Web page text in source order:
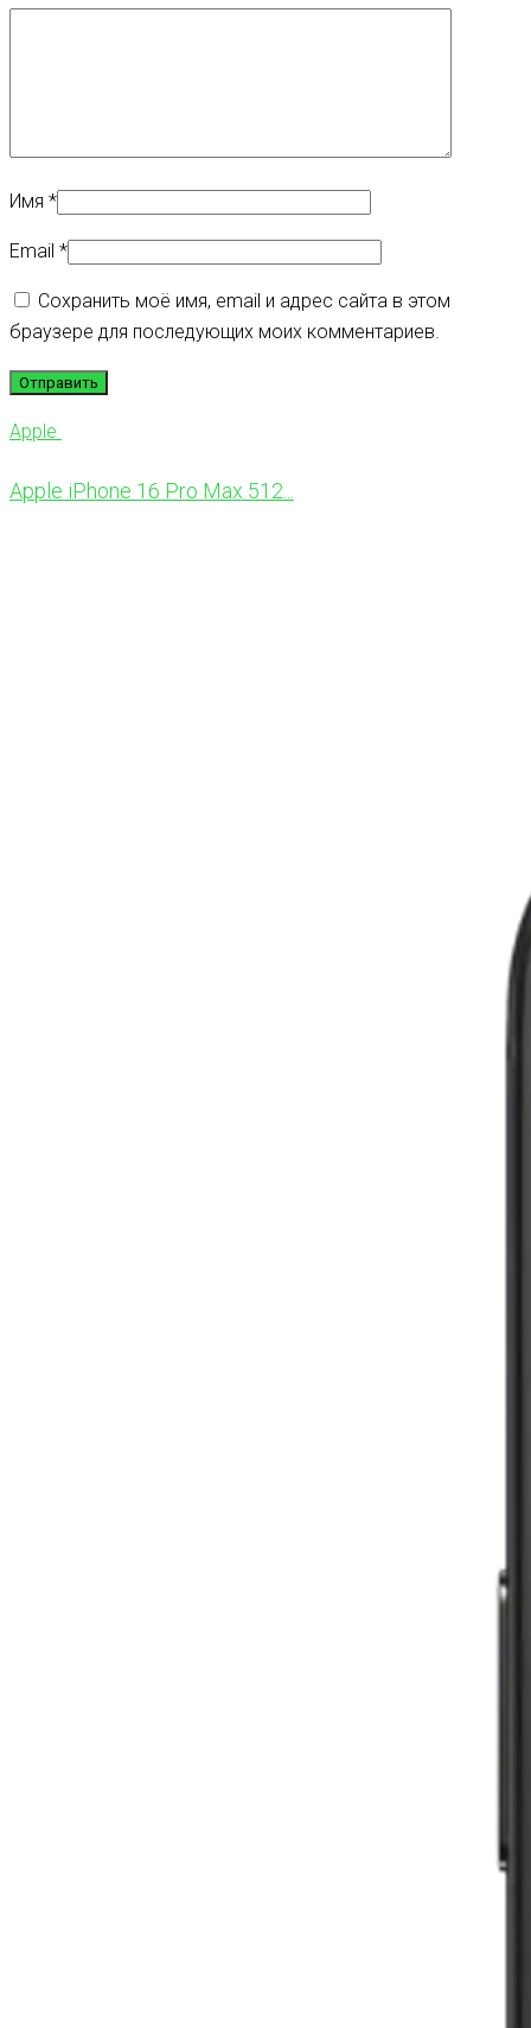
Имя *
Email *
Сохранить моё имя, email и адрес сайта в этом
браузере для последующих моих комментариев.
Apple
Apple iPhone 16 Pro Max 512...